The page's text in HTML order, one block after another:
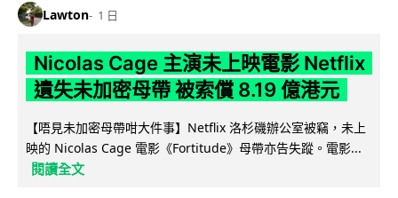
Lawton 1 日
Nicolas Cage 主演未上映電影 Netflix
遺失未加密母帶 被索償 8.19 億港元
【唔見未加密母帶咁大件事】Netflix 洛杉磯辦公室被竊，未上
映的 Nicolas Cage 電影《Fortitude》母帶亦告失蹤。電影...
閱讀全文